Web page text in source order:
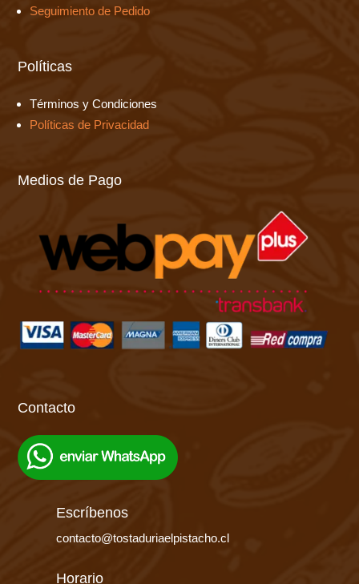
Seguimiento de Pedido
Políticas
Términos y Condiciones
Políticas de Privacidad
Medios de Pago
Contacto
Escríbenos
contacto@tostaduriaelpistacho.cl
Horario